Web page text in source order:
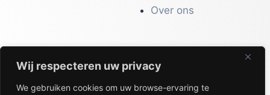
Wij respecteren uw privacy
We gebruiken cookies om uw browse-ervaring te
Over ons
CATALOGI